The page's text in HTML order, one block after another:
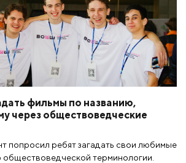
фильмы по названию,
через обществоведческие
попросил ребят загадать свои любимые
терминологии.